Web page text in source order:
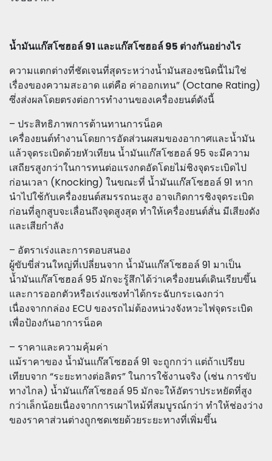
น้ำมันแก๊สโซฮอล์ 91 และแก๊สโซฮอล์ 95 ต่างกันอย่างไร
ความแตกต่างที่ชัดเจนที่สุดระหว่างน้ำมันสองชนิดนี้ไม่ใช่
เรื่องของความสะอาด แต่คือ ค่าออกเทน” (Octane Rating)
ซึ่งส่งผลโดยตรงต่อการทำงานของเครื่องยนต์ดังนี้
– ประสิทธิภาพการต้านทานการน็อค
เครื่องยนต์ทำงานโดยการอัดส่วนผสมของอากาศและน้ำมัน
แล้วจุดระเบิดด้วยหัวเทียน น้ำมันแก๊สโซฮอล์ 95 จะมีความ
เสถียรสูงกว่าในการทนต่อแรงกดอัดโดยไม่ชิงจุดระเบิดไป
ก่อนเวลา (Knocking) ในขณะที่ น้ำมันแก๊สโซฮอล์ 91 หาก
นำไปใช้กับเครื่องยนต์สมรรถนะสูง อาจเกิดการชิงจุดระเบิด
ก่อนที่ลูกสูบจะเลื่อนถึงจุดสูงสุด ทำให้เครื่องยนต์สั่น มีเสียงดัง
และเสียกำลัง
– อัตราเร่งและการตอบสนอง
ผู้ขับขี่ส่วนใหญ่ที่เปลี่ยนจาก น้ำมันแก๊สโซฮอล์ 91 มาเป็น
น้ำมันแก๊สโซฮอล์ 95 มักจะรู้สึกได้ว่าเครื่องยนต์เดินเรียบขึ้น
และการออกตัวหรือเร่งแซงทำได้กระฉับกระเฉงกว่า
เนื่องจากกล่อง ECU ของรถไม่ต้องหน่วงจังหวะไฟจุดระเบิด
เพื่อป้องกันอาการน็อค
– ราคาและความคุ้มค่า
แม้ราคาของ น้ำมันแก๊สโซฮอล์ 91 จะถูกกว่า แต่ถ้าเปรียบ
เทียบจาก “ระยะทางต่อลิตร” ในการใช้งานจริง (เช่น การขับ
ทางไกล) น้ำมันแก๊สโซฮอล์ 95 มักจะให้อัตราประหยัดที่สูง
กว่าเล็กน้อยเนื่องจากการเผาไหม้ที่สมบูรณ์กว่า ทำให้ช่องว่าง
ของราคาส่วนต่างถูกชดเชยด้วยระยะทางที่เพิ่มขึ้น